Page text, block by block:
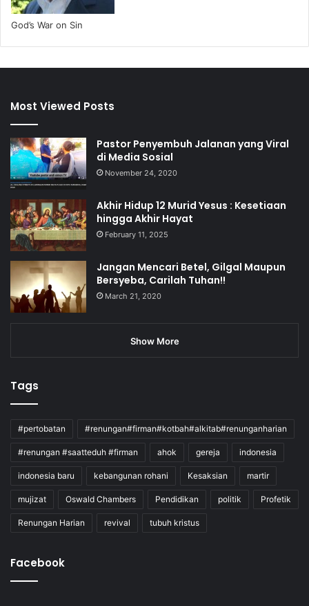
God’s War on Sin
Most Viewed Posts
Pastor Penyembuh Jalanan yang Viral
di Media Sosial
November 24, 2020
Akhir Hidup 12 Murid Yesus : Kesetiaan
hingga Akhir Hayat
February 11, 2025
Jangan Mencari Betel, Gilgal Maupun
Bersyeba, Carilah Tuhan!!
March 21, 2020
Show More
Tags
#pertobatan #renungan#firman#kotbah#alkitab#renunganharian
#renungan #saatteduh #firman ahok gereja indonesia
indonesia baru kebangunan rohani Kesaksian martir
mujizat Oswald Chambers Pendidikan politik Profetik
Renungan Harian revival tubuh kristus
Facebook